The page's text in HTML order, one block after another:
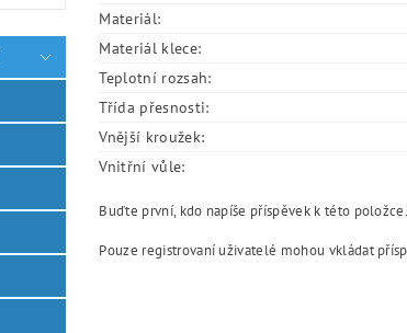
Materiál:
Materiál klece:
Teplotní rozsah:
Třída přesnosti:
Vnější kroužek:
Vnitřní vůle:
Buďte první, kdo napíše příspěvek k této položce.
Pouze registrovaní uživatelé mohou vkládat